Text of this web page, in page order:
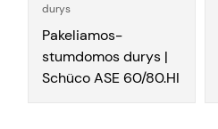
durys
Pakeliamos-
stumdomos durys |
Schüco ASE 60/80.HI